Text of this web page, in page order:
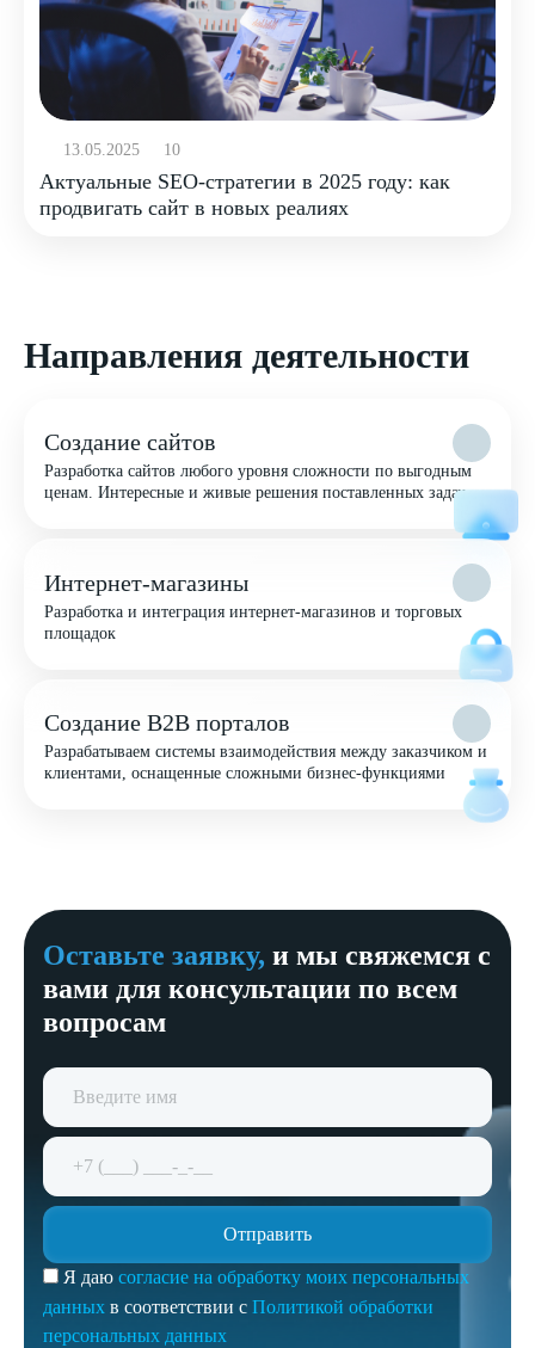
13.05.2025 10
Актуальные SEO-стратегии в 2025 году: как
продвигать сайт в новых реалиях
Направления деятельности
Создание сайтов
Разработка сайтов любого уровня сложности по выгодным
ценам. Интересные и живые решения поставленных задач
Интернет-магазины
Разработка и интеграция интернет-магазинов и торговых
площадок
Создание B2B порталов
Разрабатываем системы взаимодействия между заказчиком и
клиентами, оснащенные сложными бизнес-функциями
Оставьте заявку, и мы свяжемся с
вами для консультации по всем
вопросам
Я даю согласие на обработку моих персональных
данных в соответствии с Политикой обработки
персональных данных